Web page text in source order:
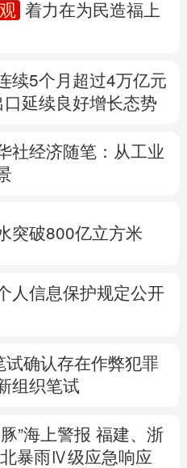
着力在为民造福上
续5个月超过4万亿元
延续良好增长态势
社经济随笔：从工业
突破800亿立方米
人信息保护规定公开
试确认存在作弊犯罪
组织笔试
”海上警报 福建、 浙
暴雨Ⅳ级应急响应